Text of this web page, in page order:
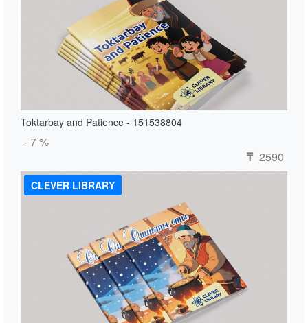
Toktarbay and Patience - 151538804
- 7 %
₸ 2590
CLEVER LIBRARY